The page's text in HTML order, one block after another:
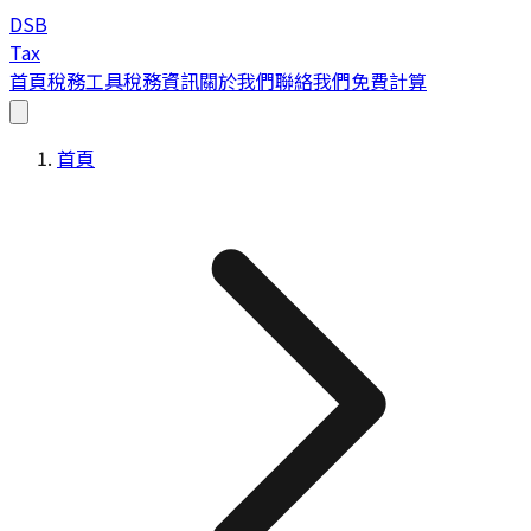
DSB
Tax
首頁稅務工具稅務資訊關於我們聯絡我們免費計算
首頁